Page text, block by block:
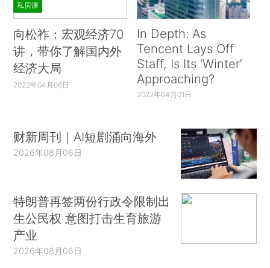
私房课
向松祚：宏观经济70
讲，带你了解国内外
经济大局
2022年04月06日
In Depth: As
Tencent Lays Off
Staff, Is Its ‘Winter’
Approaching?
2022年04月01日
财新周刊｜AI短剧涌向海外
2026年08月06日
特朗普再签两份行政令限制出
生公民权 意图打击生育旅游
产业
2026年08月06日